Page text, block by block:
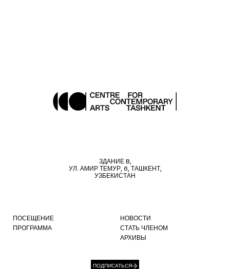
ЗДАНИЕ B,
УЛ. АМИР ТЕМУР, 6, ТАШКЕНТ,
УЗБЕКИСТАН
ПОСЕЩЕНИЕ
ПРОГРАММА
НОВОСТИ
СТАТЬ ЧЛЕНОМ
АРХИВЫ
ПОДПИСАТЬСЯ